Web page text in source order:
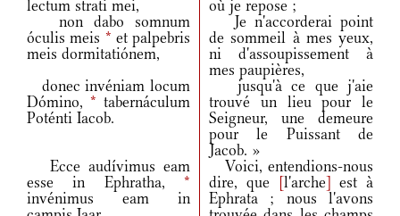
lectum strati mei,
où je repose ;
non dabo somnum
óculis meis * et palpebris
meis dormitatiónem,
Je n'accorderai point
de sommeil à mes yeux,
ni d'assoupissement à
mes paupières,
donec invéniam locum
Dómino, * tabernáculum
Poténti Iacob.
jusqu'à ce que j'aie
trouvé un lieu pour le
Seigneur, une demeure
pour le Puissant de
Jacob. »
Ecce audívimus eam
esse in Ephratha, *
invénimus eam in
Voici, entendions-nous
dire, que
[l'arche] est à
Ephrata ; nous l'avons